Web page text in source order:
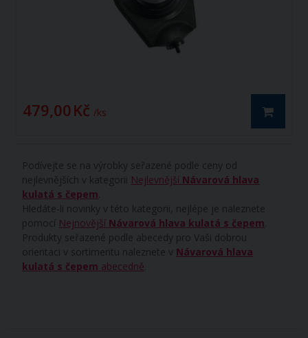
479,00 Kč / ks
Podívejte se na výrobky seřazené podle ceny od
nejlevnějších v kategorii Nejlevnější Návarová hlava
kulatá s čepem
Hledáte-li novinky v této kategorii, nejlépe je naleznete
pomocí Nejnovější Návarová hlava kulatá s čepem
Produkty seřazené podle abecedy pro Vaši dobrou
orientaci v sortimentu naleznete v Návarová hlava
kulatá s čepem abecedně